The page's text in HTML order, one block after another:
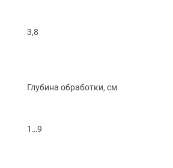
3,8
Глубина обработки, см
1…9